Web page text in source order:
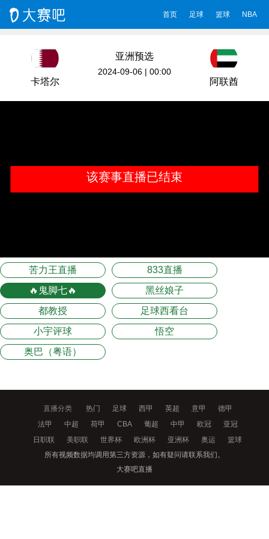
首页 足球 篮球 NBA
卡塔尔
亚洲预选
2024-09-06 | 00:00
阿联酋
该赛事直播已结束
苦力王直播
833直播
🔥鬼脚七🔥
黑丝娘子
都教授
足球西看台
小宇评球
悟空
奥巴（粤语）
直播分类 热门 足球 西甲 英超 意甲
德甲
法甲
中超 荷甲 CBA 葡超 中甲 欧冠
亚冠
日职联
美职联 世界杯 欧洲杯 亚洲杯 奥运
篮球
所有视频数据均调用第三方资源，如有疑问请联系我们。
大赛吧直播